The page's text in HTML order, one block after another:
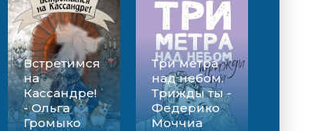
Встретимся
на
Кассандре!
- Ольга
Громыко
Три метра
над небом.
Трижды ты -
Федерико
Моччиа